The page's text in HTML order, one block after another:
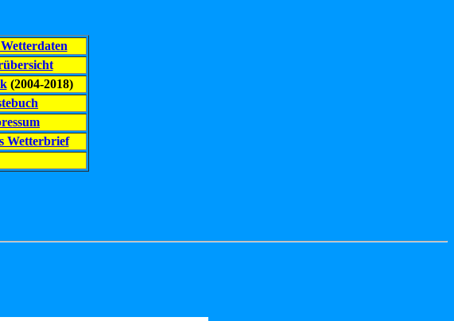
(2004-2018)
Wetterbrief